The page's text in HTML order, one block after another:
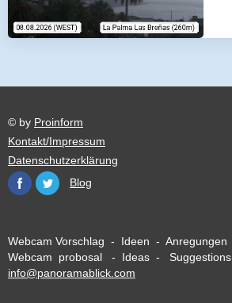
© by Proinform
Kontakt/Impressum
Datenschutzerklärung
Blog
Webcam Vorschlag - Ideen - Anregungen
Webcam probosal - Ideas - Suggestions
info@panoramablick.com